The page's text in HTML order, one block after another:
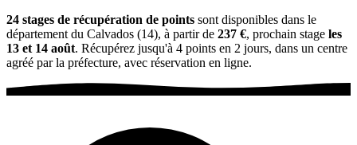
24 stages de récupération de points sont disponibles dans le
département du Calvados (14), à partir de 237 €, prochain stage les
13 et 14 août. Récupérez jusqu'à 4 points en 2 jours, dans un centre
agréé par la préfecture, avec réservation en ligne.